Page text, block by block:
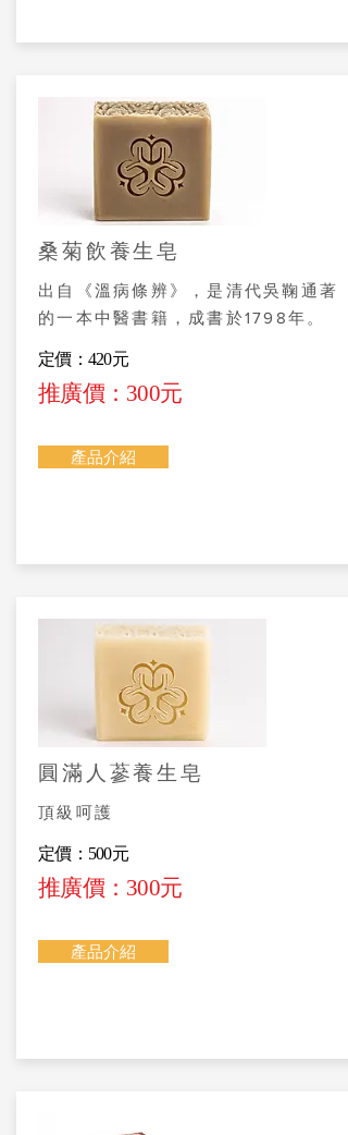
桑菊飲養生皂
出自《溫病條辨》，是清代吳鞠通著
的一本中醫書籍，成書於1798年。
定價：420元
推廣價：300元
產品介紹
圓滿人蔘養生皂
頂級呵護
定價：500元
推廣價：300元
產品介紹